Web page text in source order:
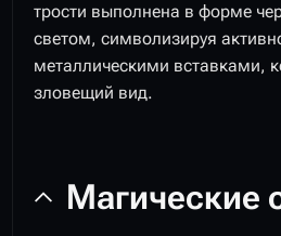
трости выполнена в форме
светом, символизируя
металлическими вставками,
зловещий вид.
Магические